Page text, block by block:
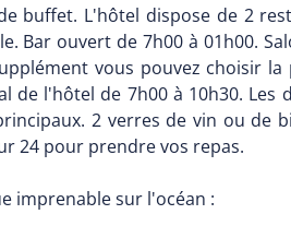
buffet. L'hôtel dispose de 2
Bar ouvert de 7h00 à 01h00.
vous pouvez choisir
l'hôtel de 7h00 à 10h30.
2 verres de vin ou
24 pour prendre vos repas.
imprenable sur l'océan :